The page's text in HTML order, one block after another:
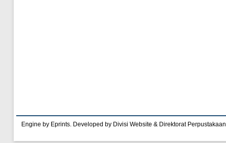
Engine by Eprints. Developed by Divisi Website & Direktorat Perpustakaan.